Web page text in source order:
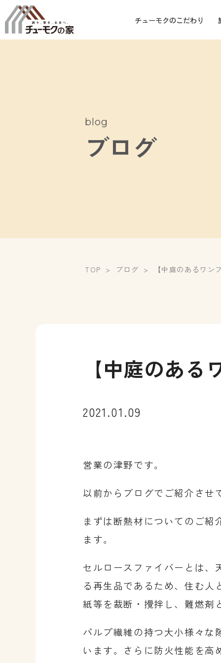
チューモクのこだわり
blog
ブログ
TOP ブログ 【中庭のあるワ
【中庭のあ
2021.01.09
営業の津野です。
以前からブログでご紹介させ
まずは断熱材についてのご
ます。
セルロースファイバーとは、
る再生品であるため、住む
紙等を裁断・攪拌し、難燃剤
パルプ繊維の持つ大小様々な
います。さらに防火性能を